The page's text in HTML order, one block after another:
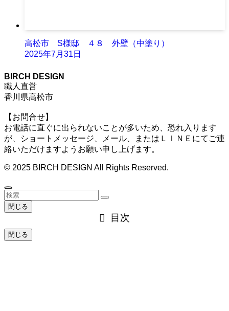
高松市 S様邸 ４８ 外壁（中塗り）
2025年7月31日
BIRCH DESIGN
職人直営
香川県高松市
【お問合せ】
お電話に直ぐに出られないことが多いため、恐れ入ります
が、ショートメッセージ、メール、またはＬＩＮＥにてご連
絡いただけますようお願い申し上げます。
© 2025 BIRCH DESIGN All Rights Reserved.
閉じる
目次
閉じる